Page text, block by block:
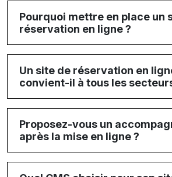
Pourquoi mettre en place un
réservation en ligne ?
Un site de réservation en
convient-il à tous les
Proposez-vous un
après la mise en ligne ?